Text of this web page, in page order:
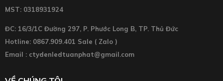
MST: 0318931924
ĐC: 16/3/1C Đường 297, P. Phước Long B, TP. Thủ Đức
Hotline: 0867.909.401 Sale ( Zalo )
Email : ctydenledtuanphat@gmail.com